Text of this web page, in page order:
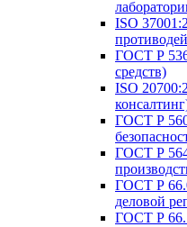
ISO
ГОСТ Р
средств)
ISO
ГОСТ Р
ГОСТ Р
ГОСТ Р
деловой
ГОСТ Р